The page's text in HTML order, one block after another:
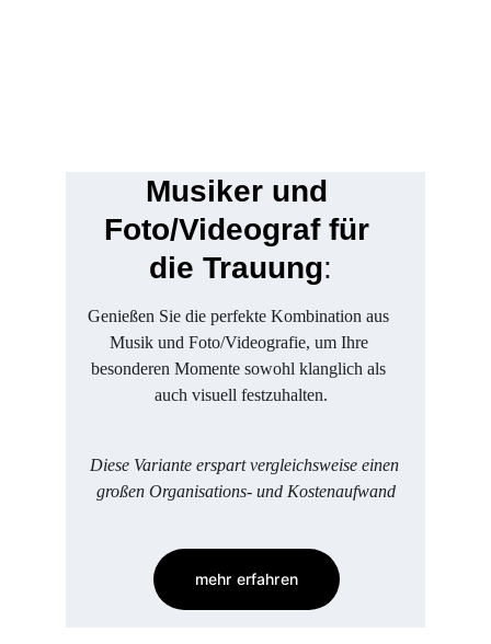
Musiker und
Foto/Videograf für
die Trauung:
Genießen Sie die perfekte Kombination aus
Musik und Foto/Videografie, um Ihre
besonderen Momente sowohl klanglich als
auch visuell festzuhalten.
mehr erfahren
Diese Variante erspart vergleichsweise einen
großen Organisations- und Kostenaufwand